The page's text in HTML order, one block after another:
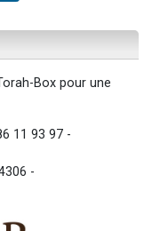
Box pour une
11 93 97 -
-